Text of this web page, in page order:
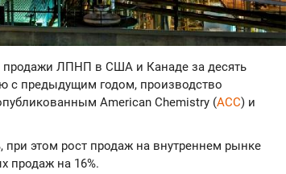
продажи ЛПНП в США и Канаде за десять
с предыдущим годом, производство
American Chemistry (ACC) и
этом рост продаж на внутреннем рынке
продаж на 16%.